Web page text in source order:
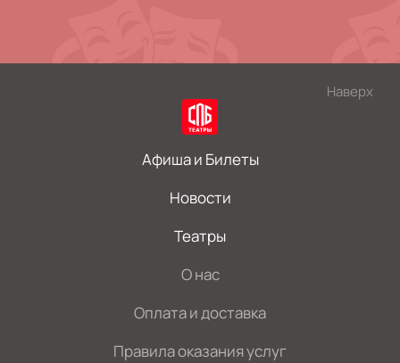
Наверх
Афиша и Билеты
Новости
Театры
О нас
Оплата и доставка
Правила оказания услуг